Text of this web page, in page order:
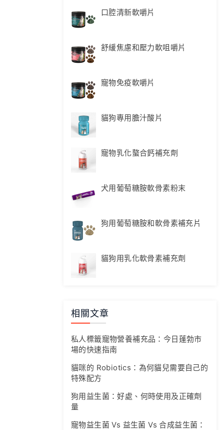
口腔清新軟嚼片
舒緩焦慮和壓力軟咀嚼片
寵物免疫軟嚼片
貓狗專用膽汁酸片
寵物乳化螯合鈣補充劑
犬用葡萄糖胺軟骨素粉末
狗用葡萄糖胺和軟骨素補充片
貓狗用乳化軟骨素補充劑
相關文章
私人標籤寵物營養補充品：今日蓬勃市
場的快速指南
貓咪的 Robiotics：為何貓兒需要自己的
特殊配方
狗用益生菌：好處、何時使用及正確劑
量
寵物益生菌 Vs 益生菌 Vs 合成益生菌：